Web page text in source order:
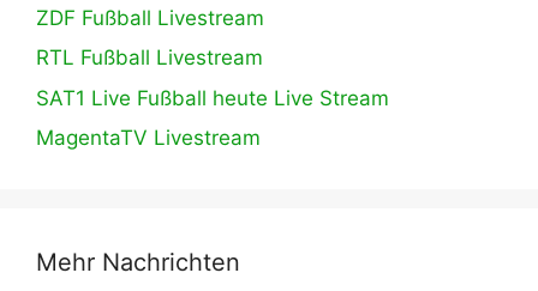
ZDF Fußball Livestream
RTL Fußball Livestream
SAT1 Live Fußball heute Live Stream
MagentaTV Livestream
Mehr Nachrichten